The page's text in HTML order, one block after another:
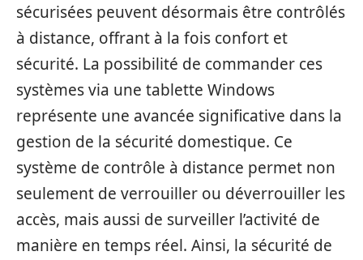
sécurisées peuvent désormais être contrôlés
à distance, offrant à la fois confort et
sécurité. La possibilité de commander ces
systèmes via une tablette Windows
représente une avancée significative dans la
gestion de la sécurité domestique. Ce
système de contrôle à distance permet non
seulement de verrouiller ou déverrouiller les
accès, mais aussi de surveiller l’activité de
manière en temps réel. Ainsi, la sécurité de